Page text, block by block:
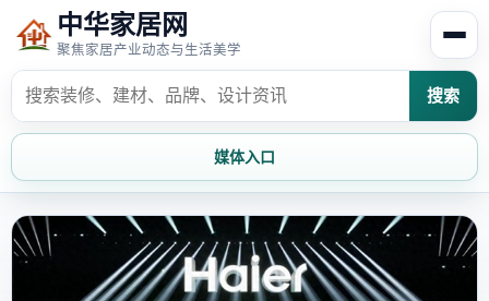
中华家居网
聚焦家居产业动态与生活美学
搜索
媒体入口
首页 家居资讯
家居风水 家居欣赏